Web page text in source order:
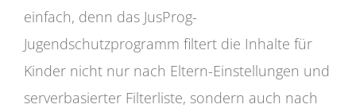
einfach, denn das JusProg-
Jugendschutzprogramm filtert die Inhalte für
Kinder nicht nur nach Eltern-Einstellungen und
serverbasierter Filterliste, sondern auch nach